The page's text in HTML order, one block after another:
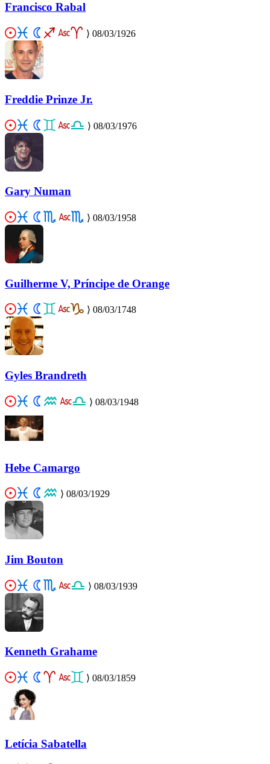
Francisco Rabal
⟩ 08/03/1926
Freddie Prinze Jr.
⟩ 08/03/1976
Gary Numan
⟩ 08/03/1958
Guilherme V, Príncipe de Orange
⟩ 08/03/1748
Gyles Brandreth
⟩ 08/03/1948
Hebe Camargo
⟩ 08/03/1929
Jim Bouton
⟩ 08/03/1939
Kenneth Grahame
⟩ 08/03/1859
Letícia Sabatella